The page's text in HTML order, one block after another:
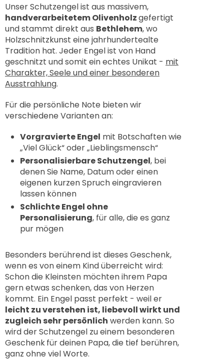
Unser Schutzengel ist aus massivem,
handverarbeitetem Olivenholzgefertigt
und stammt direkt aus Bethlehem, wo
Holzschnitzkunst eine jahrhundertealte
Tradition hat. Jeder Engel ist von Hand
geschnitzt und somit ein echtes Unikat - mit
Charakter, Seele und einer besonderen
Ausstrahlung.
Für die persönliche Note bieten wir
verschiedene Varianten an:
Vorgravierte Engel mit Botschaften wie
„Viel Glück“ oder „Lieblingsmensch“
Personalisierbare Schutzengel, bei
denen Sie Name, Datum oder einen
eigenen kurzen Spruch eingravieren
lassen können
Schlichte Engel ohne
Personalisierung, für alle, die es ganz
pur mögen
Besonders berührend ist dieses Geschenk,
wenn es von einem Kind überreicht wird:
Schon die Kleinsten möchten ihrem Papa
gern etwas schenken, das von Herzen
kommt. Ein Engel passt perfekt - weil er
leicht zu verstehen ist, liebevoll wirkt und
zugleich sehr persönlich werden kann. So
wird der Schutzengel zu einem besonderen
Geschenkfür deinen Papa, die tief berühren,
ganz ohne viel Worte.